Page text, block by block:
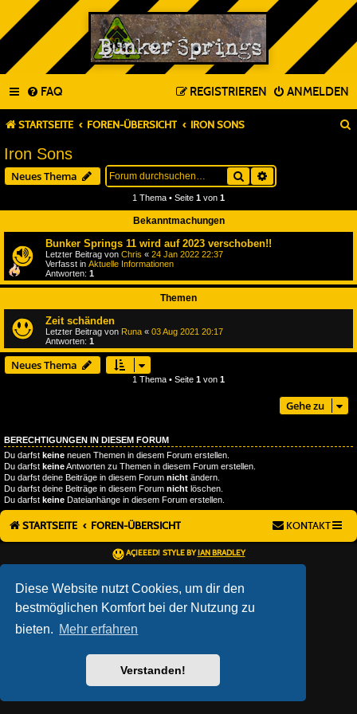
Diese Website nutzt Cookies, um dir den
bestmöglichen Komfort bei der Nutzung zu
bieten. Mehr erfahren
Verstanden!
FAQ ANMELDEN
REGISTRIEREN
STARTSEITE FOREN-ÜBERSICHT IRON SONS
Iron Sons
Neues Thema Suche
1 Thema • Seite 1 von 1
Bekanntmachungen
Bunker Springs 11 wird auf 2023 verschoben!!
Letzter Beitrag von Chris « 24 Jan 2022 22:37
Verfasst in Aktuelle Informationen
Antworten: 1
Themen
Zeit schänden
Letzter Beitrag von Runa « 03 Aug 2021 20:17
Antworten: 1
Neues Thema
1 Thema • Seite 1 von 1
Gehe zu
BERECHTIGUNGEN IN DIESEM FORUM
Du darfst keine neuen Themen in diesem Forum erstellen.
Du darfst keineAntworten zu Themen in diesem Forum erstellen.
Du darfst deine Beiträge in diesem Forum nicht ändern.
Du darfst deine Beiträge in diesem Forum nicht löschen.
Du darfst keine Dateianhänge in diesem Forum erstellen.
STARTSEITE FOREN-ÜBERSICHT KONTAKT
AÇIEEED! STYLE BY IAN BRADLEY
NUTZUNGSBEDINGUNGEN